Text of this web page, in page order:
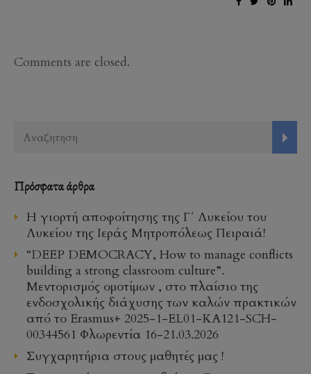
Comments are closed.
Πρόσφατα άρθρα
Η γιορτή αποφοίτησης της Γ΄ Λυκείου του
Λυκείου της Ιεράς Μητροπόλεως Πειραιά!
“DEEP DEMOCRACY, How to manage conflicts
building a strong classroom culture”.
Μεντορισμός ομοτίμων , στο πλαίσιο της
ενδοσχολικής διάχυσης των καλών πρακτικών
από το Erasmus+ 2025-1-EL01-KA121-SCH-
00344561 Φλωρεντία 16-21.03.2026
Συγχαρητήρια στους μαθητές μας !